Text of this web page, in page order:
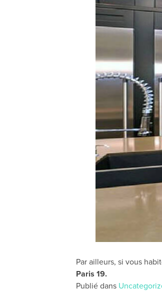
Par ailleurs, si vous
Paris 19.
Publié dans